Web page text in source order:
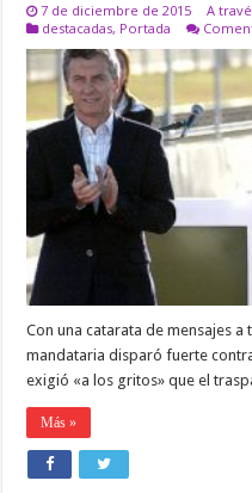
7 de diciembre de 2015
A
destacadas, Portada
Con una catarata de mensajes
mandataria disparó fuerte
exigió «a los gritos» que el
Más »